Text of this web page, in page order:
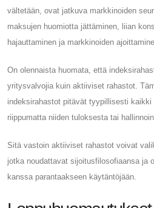
vältetään, ovat jatkuva markkinoiden
maksujen huomiotta jättäminen, liian
hajauttaminen ja markkinoiden
On olennaista huomata, että
yritysvalvojia kuin aktiiviset rahastot.
indeksirahastot pitävät tyypillisesti
riippumatta niiden tuloksesta tai
Sitä vastoin aktiiviset rahastot voivat
jotka noudattavat sijoitusfilosofiaansa ja
kanssa parantaakseen käytäntöjään.